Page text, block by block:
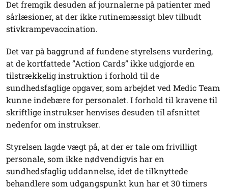
Det fremgik desuden af journalerne på patienter med
sårlæsioner, at der ikke rutinemæssigt blev tilbudt
stivkrampevaccination.
Det var på baggrund af fundene styrelsens vurdering,
at de kortfattede ”Action Cards” ikke udgjorde en
tilstrækkelig instruktion i forhold til de
sundhedsfaglige opgaver, som arbejdet ved Medic Team
kunne indebære for personalet. I forhold til kravene til
skriftlige instrukser henvises desuden til afsnittet
nedenfor om instrukser.
Styrelsen lagde vægt på, at der er tale om frivilligt
personale, som ikke nødvendigvis har en
sundhedsfaglig uddannelse, idet de tilknyttede
behandlere som udgangspunkt kun har et 30 timers